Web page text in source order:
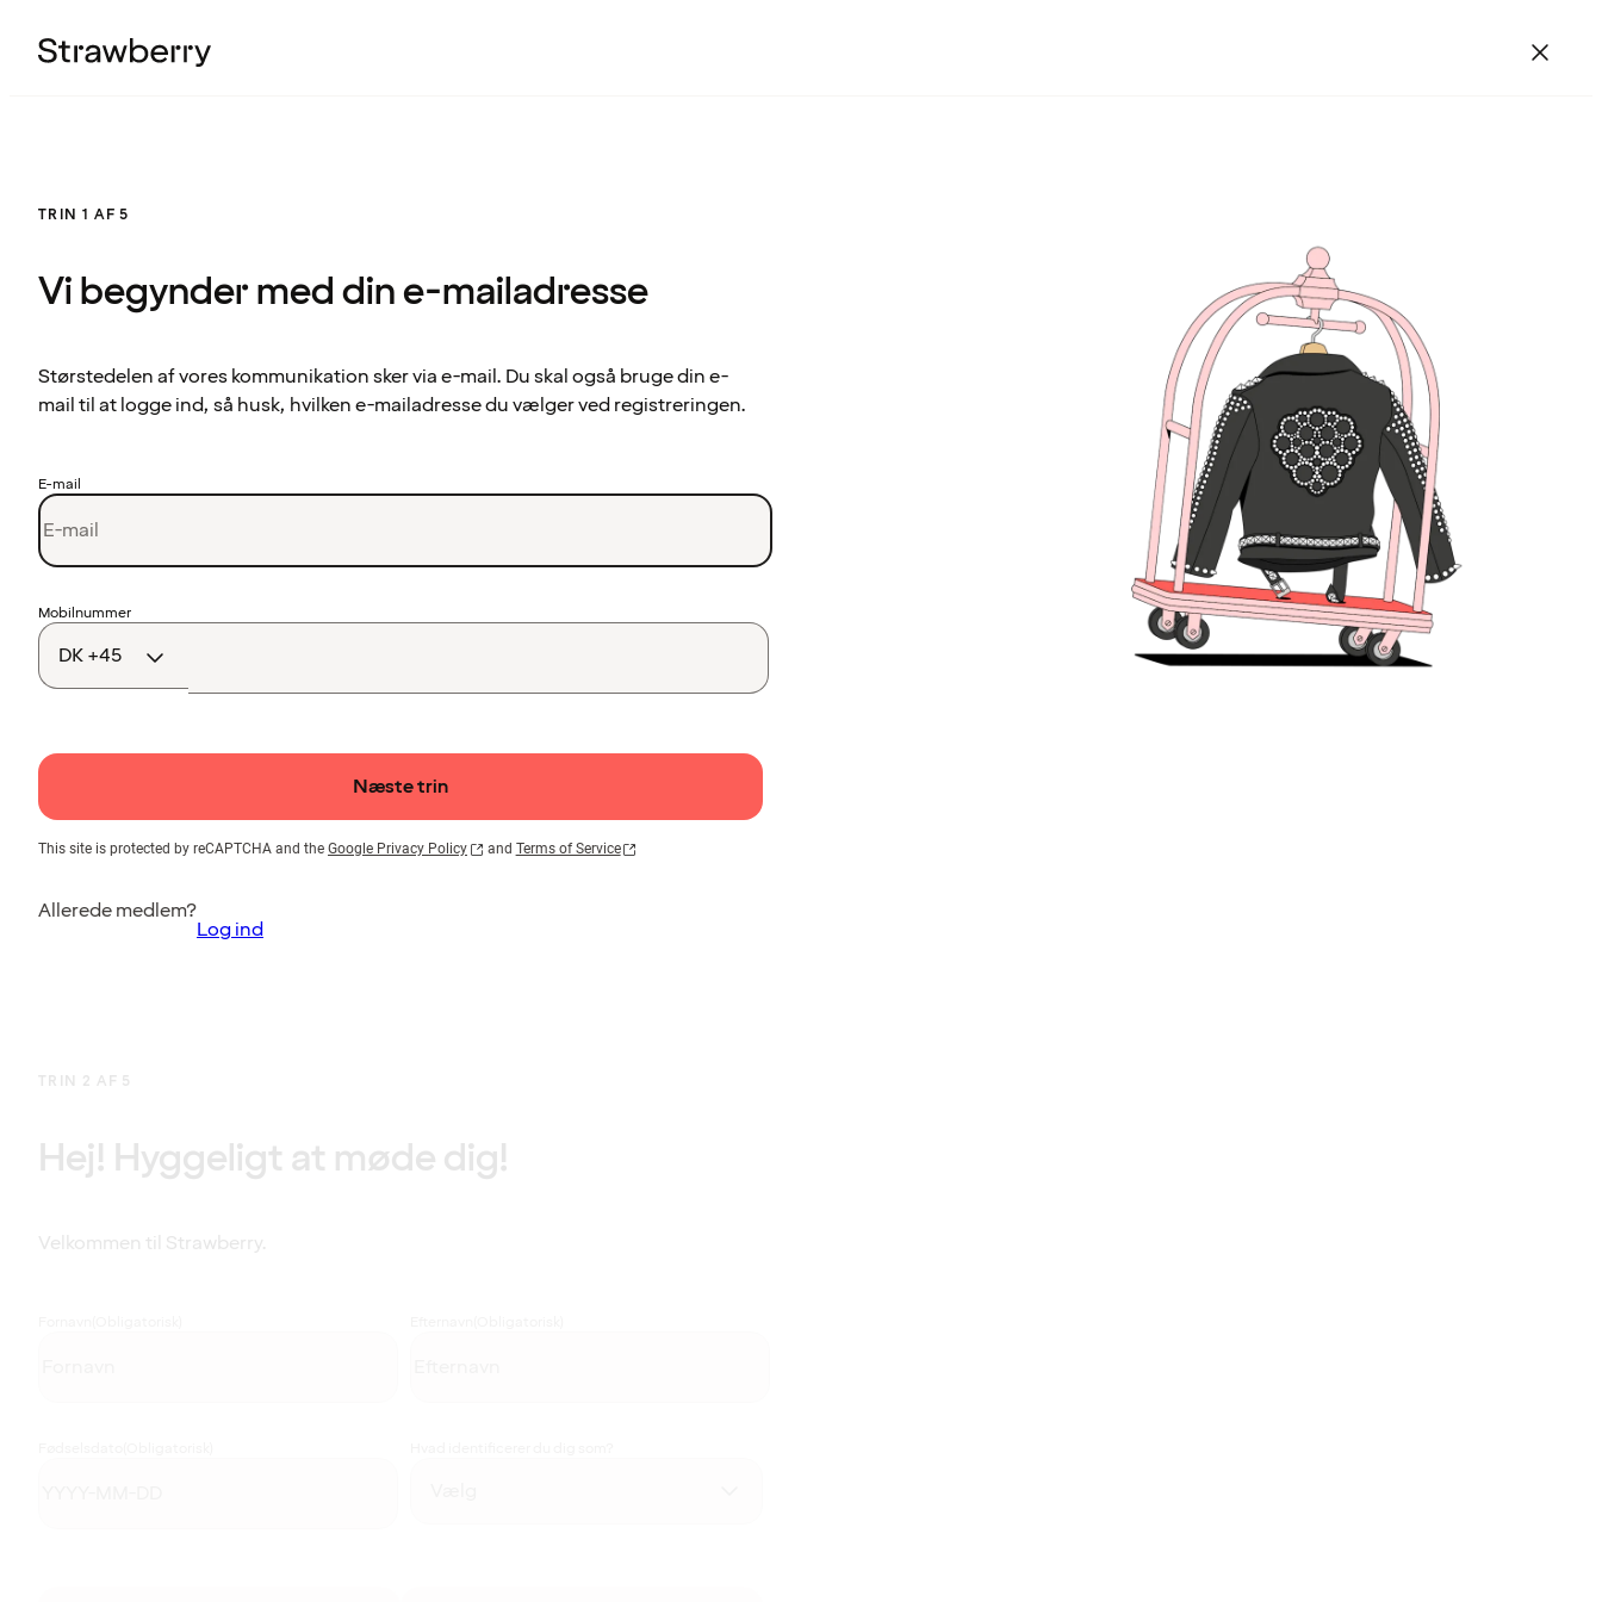
TRIN 1 AF 5
Vi begynder med din e-mailadresse
Størstedelen af vores kommunikation sker via e-mail. Du skal også bruge din e-
mail til at logge ind, så husk, hvilken e-mailadresse du vælger ved registreringen.
E-mail
Landekode
Mobilnummer
Næste trin
This site is protected by reCAPTCHA and the Google Privacy Policy and Terms of Service
Allerede medlem?
Log ind
TRIN 2 AF 5
Hej! Hyggeligt at møde dig!
Velkommen til Strawberry.